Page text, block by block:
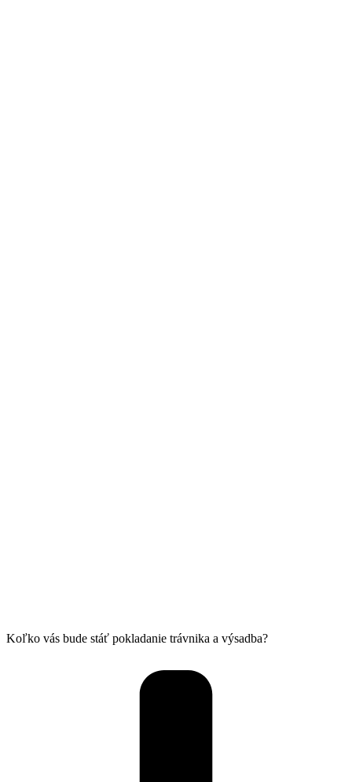
Koľko vás bude stáť pokladanie trávnika a výsadba?